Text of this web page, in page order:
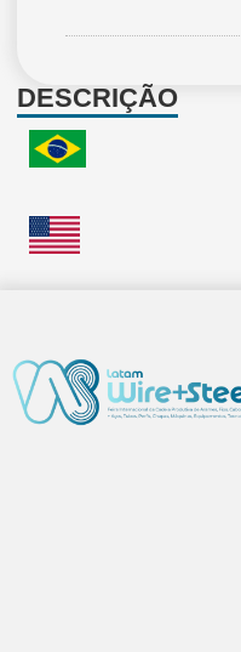
DESCRIÇÃO